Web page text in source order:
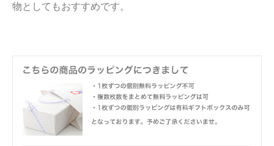
物としてもおすすめです。